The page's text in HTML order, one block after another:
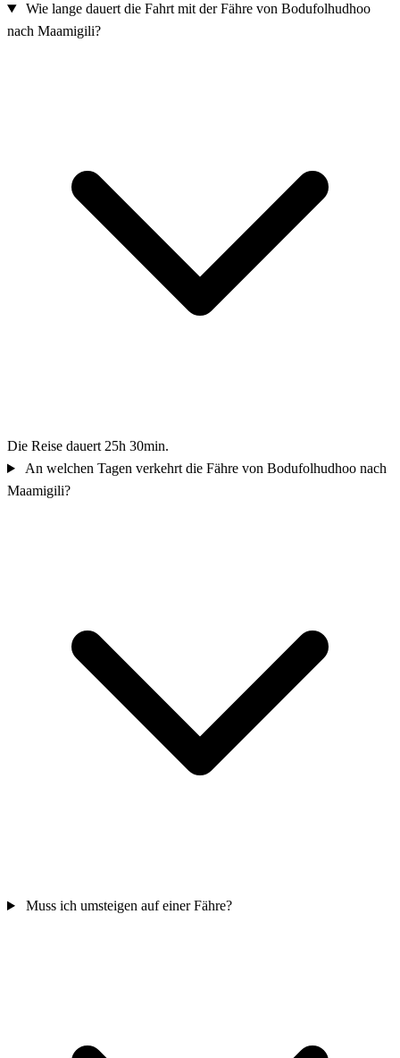
Wie lange dauert die Fahrt mit der Fähre von Bodufolhudhoo
nach Maamigili?
Die Reise dauert 25h 30min.
An welchen Tagen verkehrt die Fähre von Bodufolhudhoo nach
Maamigili?
Muss ich umsteigen auf einer Fähre?